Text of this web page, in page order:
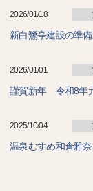
2026/01/18
新白鷺亭建設の準備
2026/01/01
謹賀新年 令和8年
2025/10/04
温泉むすめ和倉雅